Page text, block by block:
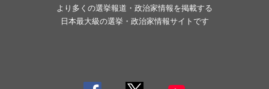
より多くの選挙報道・政治家情報を掲載する
日本最大級の選挙・政治家情報サイトです